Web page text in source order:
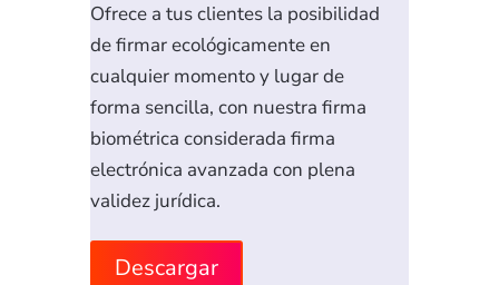
Ofrece a tus clientes la posibilidad
de firmar ecológicamente en
cualquier momento y lugar de
forma sencilla, con nuestra firma
biométrica considerada firma
electrónica avanzada con plena
validez jurídica.
Descargar